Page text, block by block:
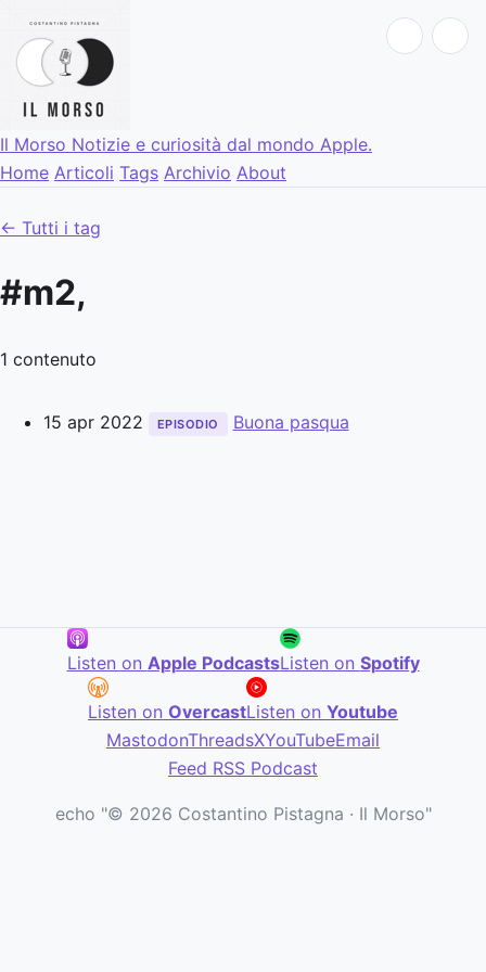
Il Morso Notizie e curiosità dal mondo Apple.
Home Articoli Tags Archivio About
← Tutti i tag
#m2,
1 contenuto
15 apr 2022 EPISODIO Buona pasqua
Listen on Apple PodcastsListen on Spotify
Listen on OvercastListen on Youtube
MastodonThreadsXYouTubeEmail
Feed RSS Podcast
echo "© 2026 Costantino Pistagna · Il Morso"